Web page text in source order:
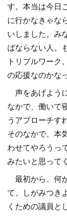
す。本当は今日
に行かなきゃな
いしました。み
ばならない人。
トリプルワーク
の応援なのかな
声をあげよう
なかで、働いて
うアプローチす
そのなかで、本
わせてやろうっ
みたいと思って
最初から、何
て、しがみつき
くための議員と